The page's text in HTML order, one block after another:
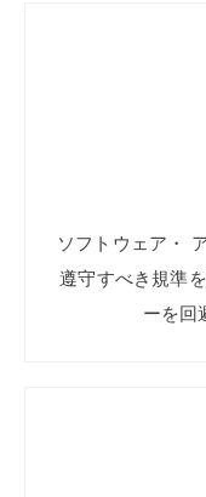
ソフトウェア・
遵守すべき 規準を
ーを回